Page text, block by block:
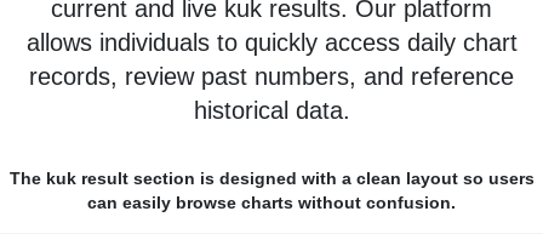
current and live kuk results. Our platform
allows individuals to quickly access daily chart
records, review past numbers, and reference
historical data.
The kuk result section is designed with a clean layout so users
can easily browse charts without confusion.